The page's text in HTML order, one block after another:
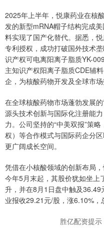
2025年上半年，悦康药业在核
发的新型mRNA帽子结构完成
料实现了国产化替代。据悉，
专利授权，成功打破国外技术
识产权可电离阳离子脂质YK-
主知识产权阳离子脂质CDE辅
企，为核酸药物开发及全球市场
在全球核酸药物市场蓬勃发展
源头技术创新与国际化注册能
力。公司坚持的“中美双报”策
权）等合作模式与国际药企分
更广阔成长空间。
凭借在小核酸领域的创新布局
今年5月末起，其股价犹如坐上
升，并在8月1日盘中触及
业报收29.21元/股，涨6.10%，
胜亿配资提示